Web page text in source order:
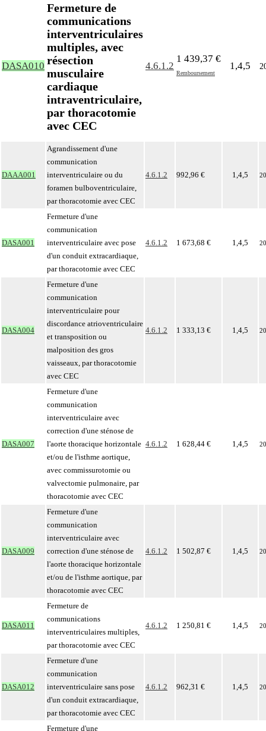
DASA010
Fermeture de
communications
interventriculaires
multiples, avec
résection
musculaire
cardiaque
intraventriculaire,
par thoracotomie
avec CEC
4.6.1.2
1 439,37 €
Remboursement
1,4,5
DAAA001
Agrandissement d'une
communication
interventriculaire ou du
foramen bulboventriculaire,
par thoracotomie avec CEC
4.6.1.2 992,96 € 1,4,5
DASA001
Fermeture d'une
communication
interventriculaire avec pose
d'un conduit extracardiaque,
par thoracotomie avec CEC
4.6.1.2 1 673,68 € 1,4,5
DASA004
Fermeture d'une
communication
interventriculaire pour
discordance atrioventriculaire
et transposition ou
malposition des gros
vaisseaux, par thoracotomie
avec CEC
4.6.1.2 1 333,13 € 1,4,5
DASA007
Fermeture d'une
communication
interventriculaire avec
correction d'une sténose de
l'aorte thoracique horizontale
et/ou de l'isthme aortique,
avec commissurotomie ou
valvectomie pulmonaire, par
thoracotomie avec CEC
4.6.1.2 1 628,44 € 1,4,5
DASA009
Fermeture d'une
communication
interventriculaire avec
correction d'une sténose de
l'aorte thoracique horizontale
et/ou de l'isthme aortique, par
thoracotomie avec CEC
4.6.1.2 1 502,87 € 1,4,5
DASA011
Fermeture de
communications
interventriculaires multiples,
par thoracotomie avec CEC
4.6.1.2 1 250,81 € 1,4,5
DASA012
Fermeture d'une
communication
interventriculaire sans pose
d'un conduit extracardiaque,
par thoracotomie avec CEC
4.6.1.2 962,31 € 1,4,5
Fermeture d'une